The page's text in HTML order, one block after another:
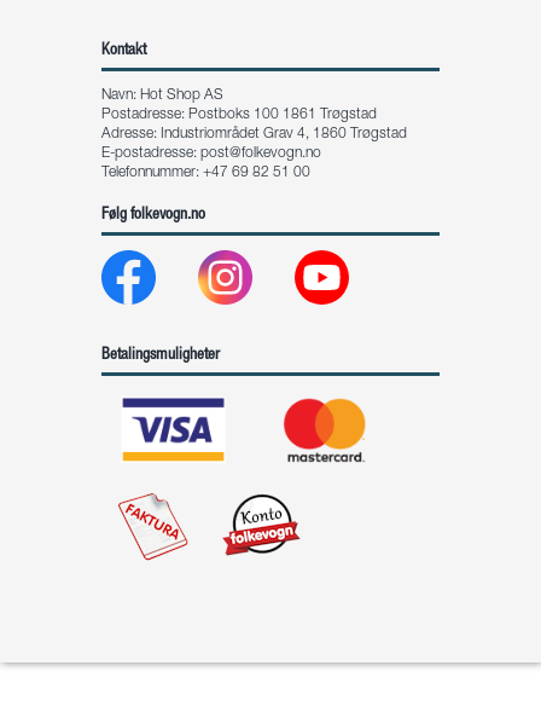
Kontakt
Navn: Hot Shop AS
Postadresse: Postboks 100 1861 Trøgstad
Adresse: Industriområdet Grav 4, 1860 Trøgstad
E-postadresse: post@folkevogn.no
Telefonnummer: +47 69 82 51 00
Følg folkevogn.no
Betalingsmuligheter